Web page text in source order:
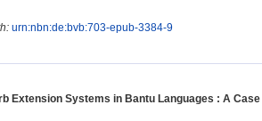
urn:nbn:de:bvb:703-epub-3384-9
Extension Systems in Bantu Languages : A